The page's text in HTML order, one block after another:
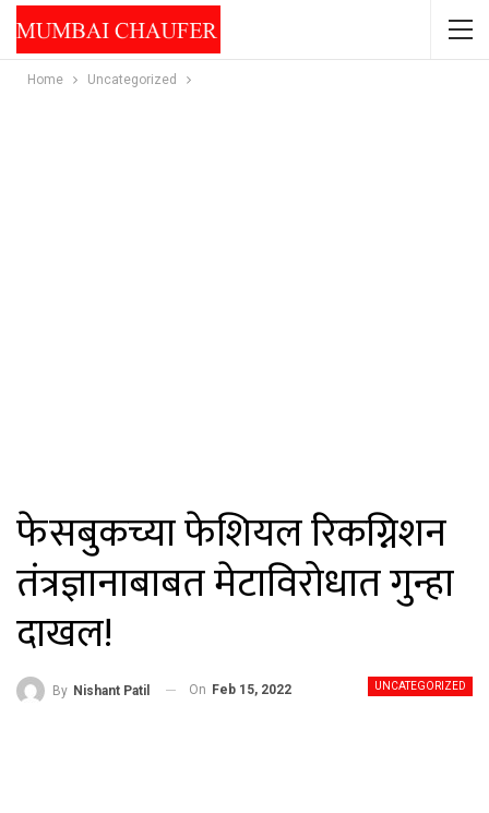
Home Uncategorized
फेसबुकच्या फेशियल रिकग्निशन
तंत्रज्ञानाबाबत मेटाविरोधात गुन्हा
दाखल!
UNCATEGORIZED
By Nishant Patil On Feb 15, 2022